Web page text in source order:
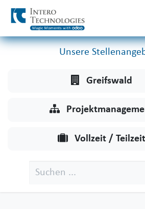
Zum Inhalt springen
Unsere
Greifswald
Vollzeit / Teilzeit